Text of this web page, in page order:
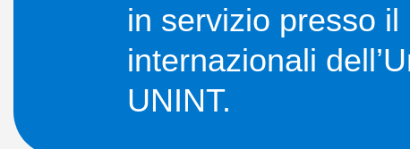
in servizio presso
internazionali
UNINT.